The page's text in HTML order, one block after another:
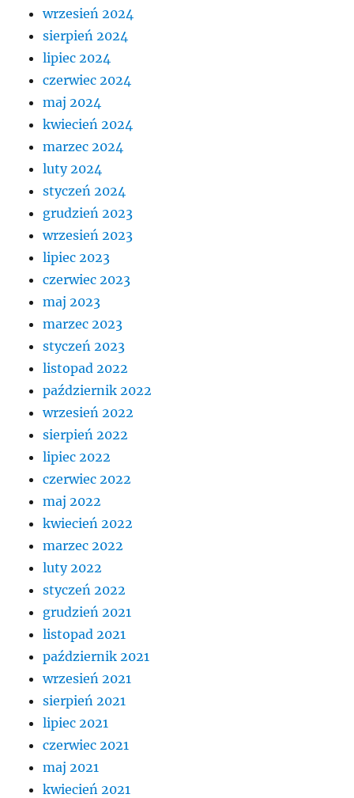
wrzesień 2024
sierpień 2024
lipiec 2024
czerwiec 2024
maj 2024
kwiecień 2024
marzec 2024
luty 2024
styczeń 2024
grudzień 2023
wrzesień 2023
lipiec 2023
czerwiec 2023
maj 2023
marzec 2023
styczeń 2023
listopad 2022
październik 2022
wrzesień 2022
sierpień 2022
lipiec 2022
czerwiec 2022
maj 2022
kwiecień 2022
marzec 2022
luty 2022
styczeń 2022
grudzień 2021
listopad 2021
październik 2021
wrzesień 2021
sierpień 2021
lipiec 2021
czerwiec 2021
maj 2021
kwiecień 2021